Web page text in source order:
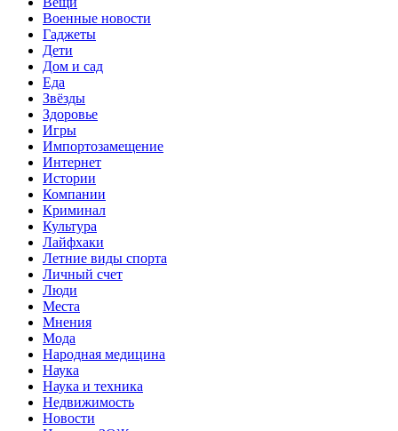
Военные новости
Гаджеты
Дети
Дом и сад
Еда
Звёзды
Здоровье
Игры
Импортозамещение
Интернет
Истории
Компании
Криминал
Культура
Лайфхаки
Летние виды спорта
Личный счет
Люди
Места
Мнения
Мода
Народная медицина
Наука
Наука и техника
Недвижимость
Новости